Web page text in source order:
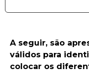
A seguir, são
válidos para
colocar os